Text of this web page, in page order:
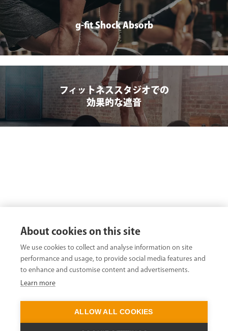
g-fit Shock Absorb
フィットネススタジオでの
効果的な遮音
About cookies on this site
We use cookies to collect and analyse information on site
performance and usage, to provide social media features and
to enhance and customise content and advertisements.
Learn more
ALLOW ALL COOKIES